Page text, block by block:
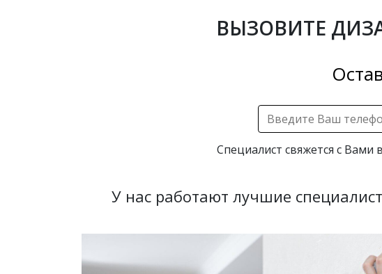
ВЫЗОВИТЕ
Специалист свяжется с Вами
У нас работают лучшие